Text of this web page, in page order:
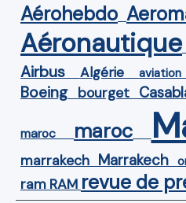
Aérohebdo
Aéronautique
Airbus Algérie aviation
Boeing bourget
maroc maroc
marrakech Marrakech
ram RAM revue de